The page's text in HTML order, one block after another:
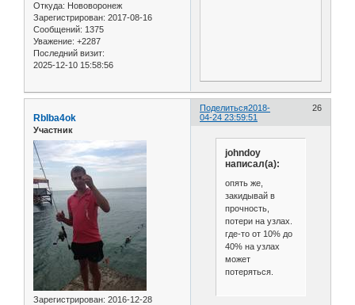
Откуда: Нововоронеж
Зарегистрирован: 2017-08-16
Сообщений: 1375
Уважение: +2287
Последний визит:
2025-12-10 15:58:56
Поделиться 26
2018-
04-24 23:59:51
RbIba4ok
Участник
Зарегистрирован: 2016-12-28
johndoy
написал(а):
опять же,
закидывай в
прочность,
потери на узлах.
где-то от 10% до
40% на узлах
может
потеряться.